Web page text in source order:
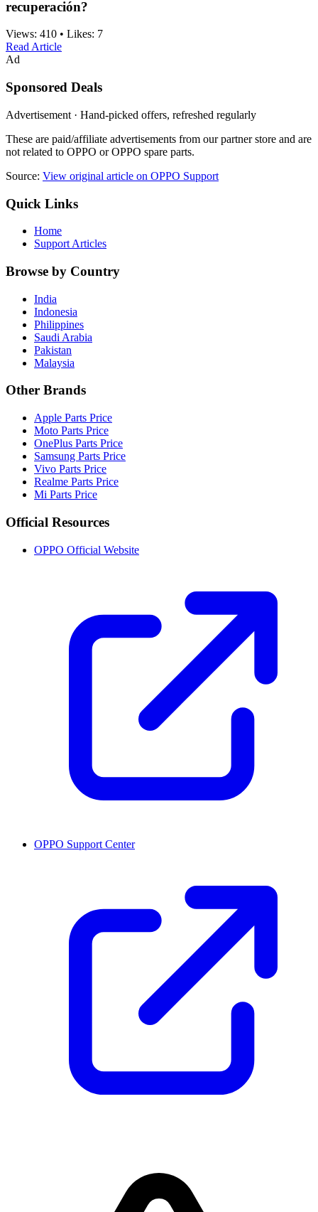
recuperación?
Views: 410 • Likes: 7
Read Article
Ad
Sponsored Deals
Advertisement · Hand-picked offers, refreshed regularly
These are paid/affiliate advertisements from our partner store and are
not related to OPPO or OPPO spare parts.
Source: View original article on OPPO Support
Quick Links
Home
Support Articles
Browse by Country
India
Indonesia
Philippines
Saudi Arabia
Pakistan
Malaysia
Other Brands
Apple Parts Price
Moto Parts Price
OnePlus Parts Price
Samsung Parts Price
Vivo Parts Price
Realme Parts Price
Mi Parts Price
Official Resources
OPPO Official Website
OPPO Support Center